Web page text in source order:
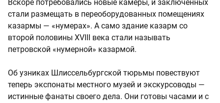
Вскоре потребовались новые камеры, и заключенных
стали размещать в переоборудованных помещениях
казармы — «нумерах». А само здание казарм со
второй половины XVIII века стали называть
петровской «нумерной» казармой.
Об узниках Шлиссельбургской тюрьмы повествуют
теперь экспонаты местного музей и экскурсоводы —
истинные фанаты своего дела. Они готовы часами и с